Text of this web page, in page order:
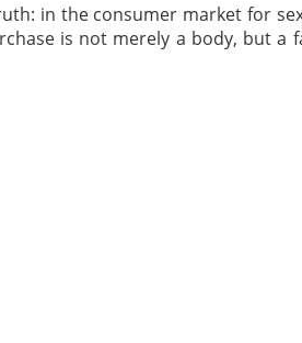
in the consumer market for
is not merely a body, but a